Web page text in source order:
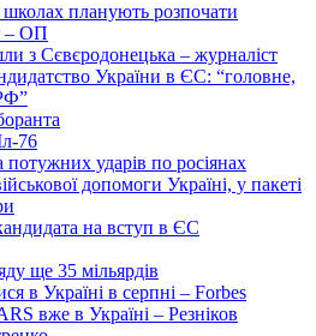
школах планують розпочати
– ОП
з Сєвєродонецька – журналіст
України в ЄС: “головне,
76
потужних ударів по росіянах
допомоги Україні, у пакеті
на вступ в ЄС
ще 35 мільярдів
в Україні в серпні – Forbes
вже в Україні – Резніков